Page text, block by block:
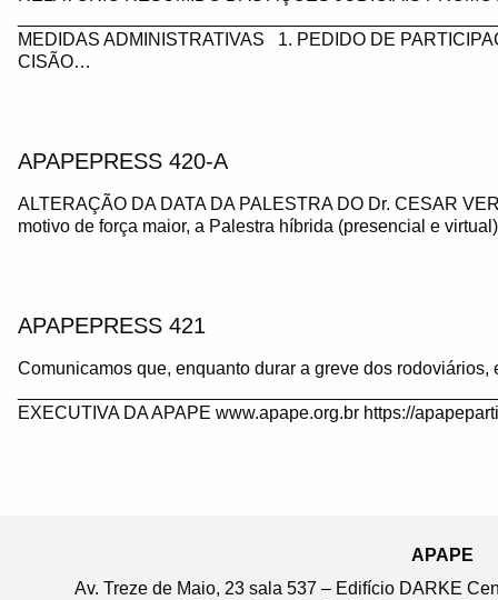
MEDIDAS ADMINISTRATIVAS 1. PEDIDO DE
CISÃO…
APAPEPRESS 420-A
ALTERAÇÃO DA DATA DA PALESTRA DO Dr. CESAR
motivo de força maior, a Palestra híbrida (presencial e
APAPEPRESS 421
Comunicamos que, enquanto durar a greve dos
EXECUTIVA DA APAPE www.apape.org.br https://
APAPE
Av. Treze de Maio, 23 sala 537 – Edifício DARKE